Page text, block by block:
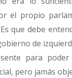
el propio
que debe
de
para poder
pero jamás